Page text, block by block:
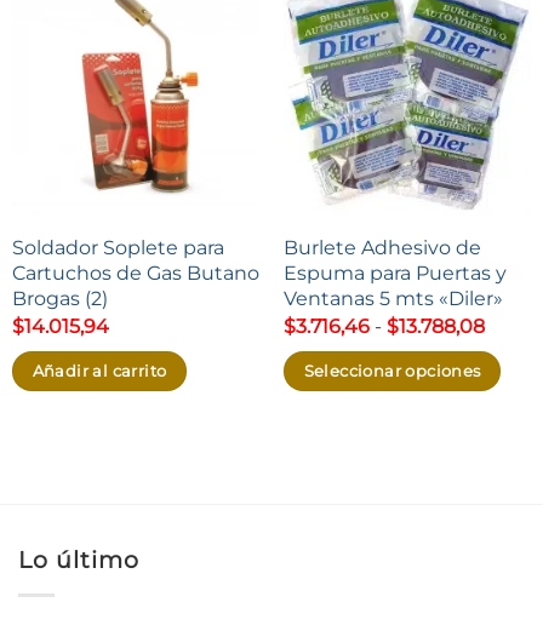
Soldador Soplete para
Cartuchos de Gas Butano
Brogas (2)
$14.015,94
Añadir al carrito
Burlete Adhesivo de
Espuma para Puertas y
Ventanas 5 mts «Diler»
$3.716,46 - $13.788,08
desde
Seleccionar opciones
Lo último